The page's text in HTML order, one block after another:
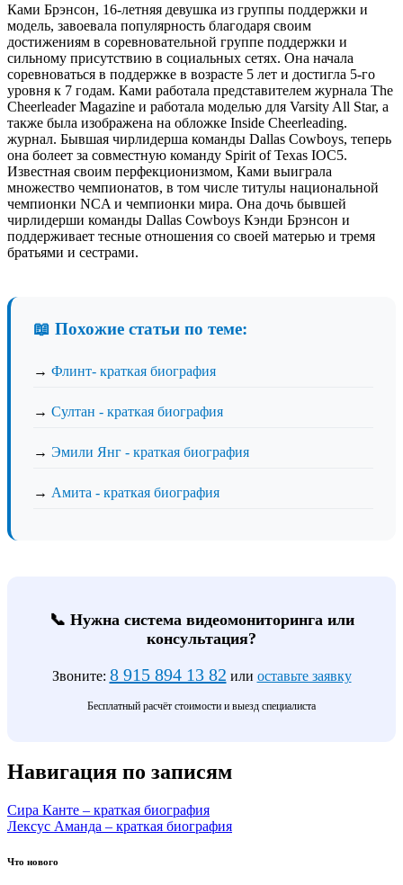
Ками Брэнсон, 16-летняя девушка из группы поддержки и
модель, завоевала популярность благодаря своим
достижениям в соревновательной группе поддержки и
сильному присутствию в социальных сетях. Она начала
соревноваться в поддержке в возрасте 5 лет и достигла 5-го
уровня к 7 годам. Ками работала представителем журнала The
Cheerleader Magazine и работала моделью для Varsity All Star, а
также была изображена на обложке Inside Cheerleading.
журнал. Бывшая чирлидерша команды Dallas Cowboys, теперь
она болеет за совместную команду Spirit of Texas IOC5.
Известная своим перфекционизмом, Ками выиграла
множество чемпионатов, в том числе титулы национальной
чемпионки NCA и чемпионки мира. Она дочь бывшей
чирлидерши команды Dallas Cowboys Кэнди Брэнсон и
поддерживает тесные отношения со своей матерью и тремя
братьями и сестрами.
📖 Похожие статьи по теме:
→ Флинт- краткая биография
→ Султан - краткая биография
→ Эмили Янг - краткая биография
→ Амита - краткая биография
📞 Нужна система видеомониторинга или
консультация?
Звоните: 8 915 894 13 82 или оставьте заявку
Бесплатный расчёт стоимости и выезд специалиста
Навигация по записям
Сира Канте – краткая биография
Лексус Аманда – краткая биография
Что нового